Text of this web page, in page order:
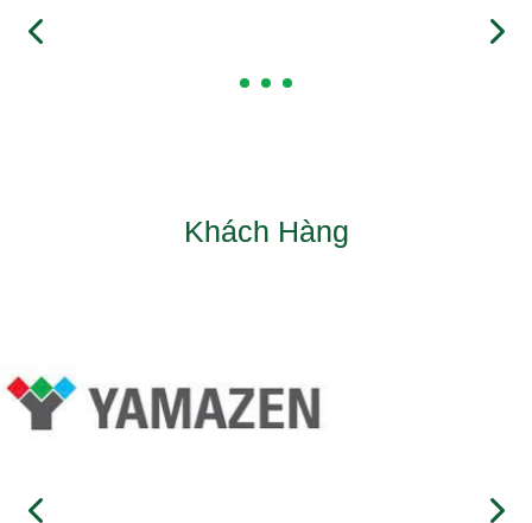
Khách Hàng